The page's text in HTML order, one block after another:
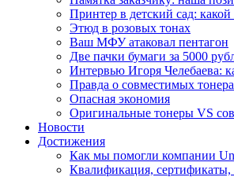
Принтер в детский сад:
Этюд в розовых тонах
Ваш МФУ атаковал пентагон
Две пачки бумаги за 5000
Интервью Игоря Челебаева:
Правда о совместимых
Опасная экономия
Оригинальные тонеры VS
Новости
Достижения
Как мы помогли компании
Квалификация, сертификаты,